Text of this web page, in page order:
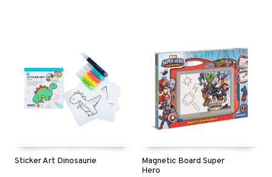
Sticker Art Dinosaurie
Magnetic Board Super
Hero